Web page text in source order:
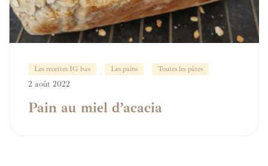
Les recettes IG bas Les pains Toutes les pâtes
2 août 2022
Pain au miel d’acacia